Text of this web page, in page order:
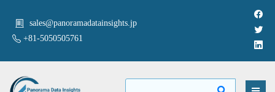
sales@panoramadatainsights.jp
+81-5050505761